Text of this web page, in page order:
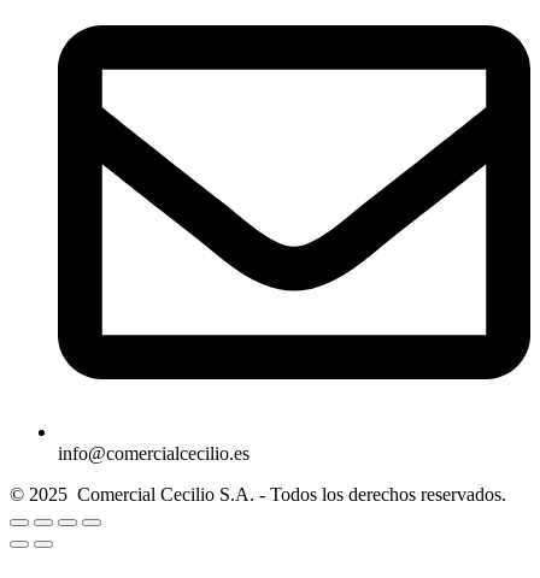
info@comercialcecilio.es
© 2025 Comercial Cecilio S.A. - Todos los derechos reservados.